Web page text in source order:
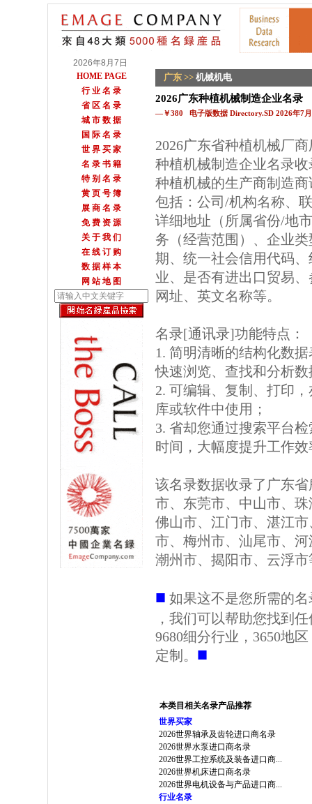
2026年8月7日
HOME PAGE
行 业 名 录
省 区 名 录
城 市 数 据
国 际 名 录
世 界 买 家
名 录 书 籍
特 别 名 录
黄 页 号 簿
展 商 名 录
免 费 资 源
关 于 我 们
在 线 订 购
数 据 样 本
网 站 地 图
广东 >> 机械机电
2026广东种植机械制造企业名录
—￥380 电子版数据 Directory.SD 2026年7
2026广东省种植机械厂
种植机械制造企业名录
种植机械的生产商制造
包括：公司/机构名称、
详细地址（所属省份/地
务（经营范围）、企业
期、统一社会信用代码
业、是否有进出口贸易
网址、英文名称等。
名录[通讯录]功能特点：
1. 简明清晰的结构化数
快速浏览、查找和分析数
2. 可编辑、复制、打印
库或软件中使用；
3. 省却您通过搜索平台
时间，大幅度提升工作效
该名录数据收录了广东
市、东莞市、中山市、
佛山市、江门市、湛江
市、梅州市、汕尾市、
潮州市、揭阳市、云浮市
■ 如果这不是您所需的
，我们可以帮助您找到
9680细分行业，3650地
定制。 ■
本类目相关名录产品推荐
世界买家
2026世界轴承及齿轮进口商名录
2026世界水泵进口商名录
2026世界工控系统及装备进口商...
2026世界机床进口商名录
2026世界电机设备与产品进口商...
行业名录